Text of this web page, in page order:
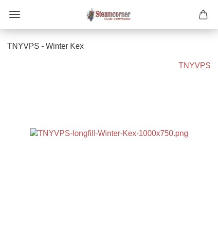
TNYVPS - Winter Kex
TNYVPS